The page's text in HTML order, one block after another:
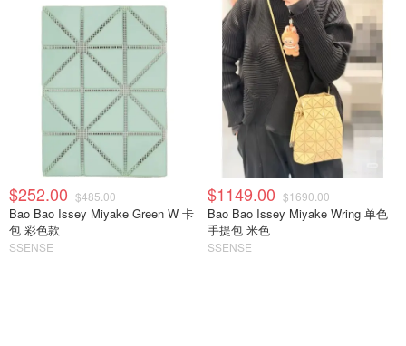
$252.00 $485.00
Bao Bao Issey Miyake Green W 卡
包 彩色款
SSENSE
$1149.00 $1690.00
Bao Bao Issey Miyake Wring 单色
手提包 米色
SSENSE